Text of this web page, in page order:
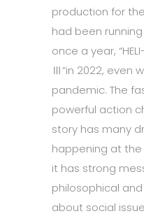
production for
had been
once a year, “HELI-
Ⅲ”in 2022, even
pandemic. The
powerful action
story has many
happening at
it has strong
philosophical
about social